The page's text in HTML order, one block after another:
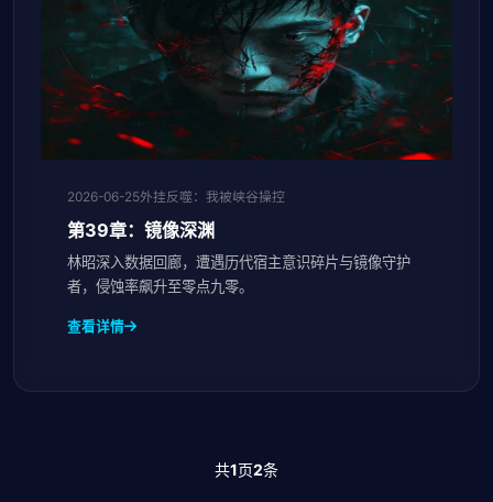
2026-06-25外挂反噬：我被峡谷操控
第39章：镜像深渊
林昭深入数据回廊，遭遇历代宿主意识碎片与镜像守护
者，侵蚀率飙升至零点九零。
查看详情
共1页2条